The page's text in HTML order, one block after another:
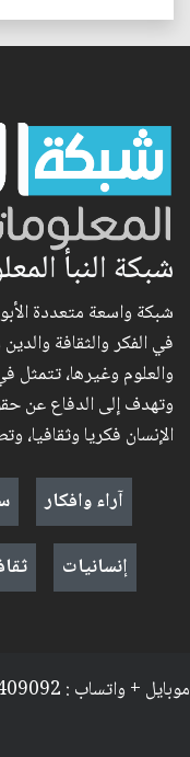
شبكة النبأ
شبكة واسعة متعددة
في الفكر والثقافة
والعلوم وغيرها، تتمثل
وتهدف إلى الدفاع عن
الإنسان فكريا وثقافيا،
آراء وافكار
إنسانيات
موبايل + واتساب : 009647902409092